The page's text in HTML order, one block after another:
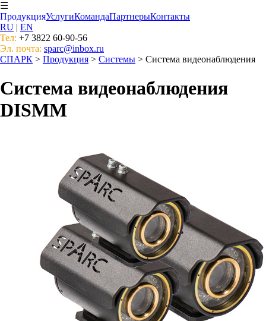
☰
ПродукцияУслугиКомандаПартнерыКонтакты
RU | EN
Тел: +7 3822 60-90-56
Эл. почта: sparc@inbox.ru
СПАРК > Продукция > Системы > Система видеонаблюдения
Система видеонаблюдения
DISMM